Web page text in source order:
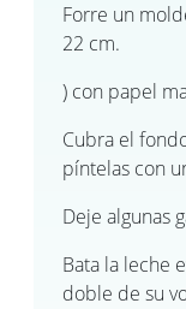
Forre un
22 cm.
) con papel
Cubra el
píntelas con
Deje algunas
Bata la leche
doble de su